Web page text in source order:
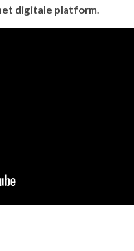
digitale platform.